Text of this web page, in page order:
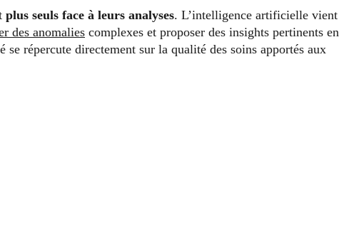
plus seuls face à leurs analyses. L’intelligence artificielle vient
des anomalies complexes et proposer des insights pertinents en
se répercute directement sur la qualité des soins apportés aux